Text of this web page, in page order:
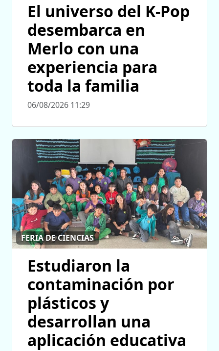
El universo del K-Pop
desembarca en
Merlo con una
experiencia para
toda la familia
06/08/2026 11:29
FERIA DE CIENCIAS
Estudiaron la
contaminación por
plásticos y
desarrollan una
aplicación educativa